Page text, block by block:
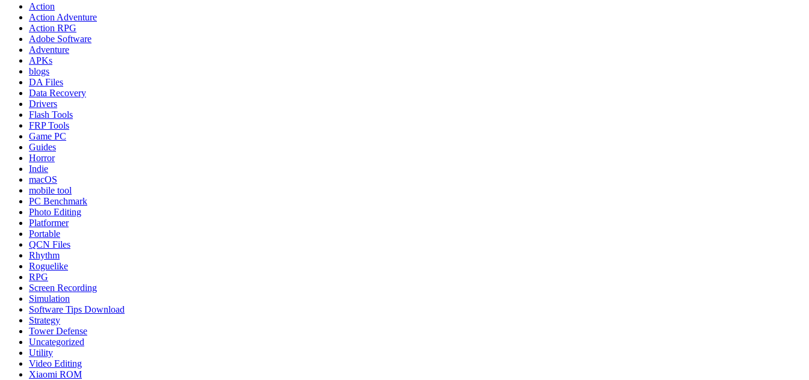
KeygenAction
Action Adventure
Action RPG
Adobe Software
Adventure
APKs
blogs
DA Files
Data Recovery
Drivers
Flash Tools
FRP Tools
Game PC
Guides
Horror
Indie
macOS
mobile tool
PC Benchmark
Photo Editing
Platformer
Portable
QCN Files
Rhythm
Roguelike
RPG
Screen Recording
Simulation
Software Tips Download
Strategy
Tower Defense
Uncategorized
Utility
Video Editing
Xiaomi ROM